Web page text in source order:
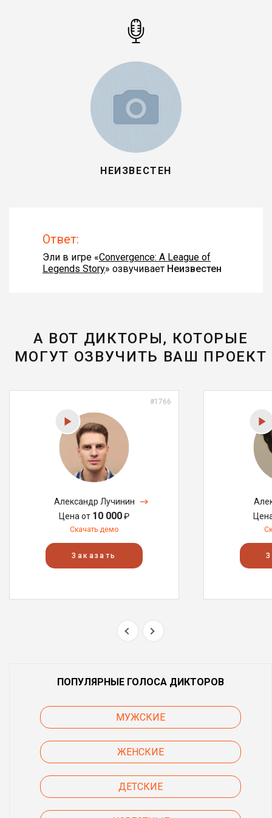
НЕИЗВЕСТЕН
Ответ:
Эли в игре «Convergence: A League of
Legends Story» озвучивает Неизвестен
А ВОТ ДИКТОРЫ, КОТОРЫЕ
МОГУТ ОЗВУЧИТЬ ВАШ ПРОЕКТ
#1766
Александр Лучинин
Цена от 10 000₽
Скачать демо
Заказать
ПОПУЛЯРНЫЕ ГОЛОСА ДИКТОРОВ
МУЖСКИЕ
ЖЕНСКИЕ
ДЕТСКИЕ